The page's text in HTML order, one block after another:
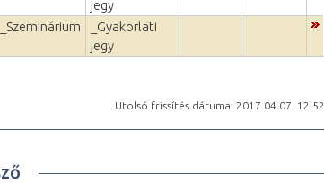
jegy
_Szeminárium
_Gyakorlati
jegy
Utolsó frissítés dátuma: 2017.04.07. 12:52